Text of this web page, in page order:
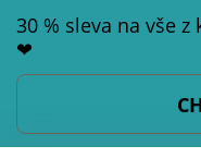
30 % sleva na vše
❤